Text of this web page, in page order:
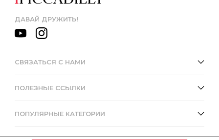
ДАВАЙ ДРУЖИТЬ!
СВЯЗАТЬСЯ С НАМИ
ПОЛЕЗНЫЕ ССЫЛКИ
ПОПУЛЯРНЫЕ КАТЕГОРИИ